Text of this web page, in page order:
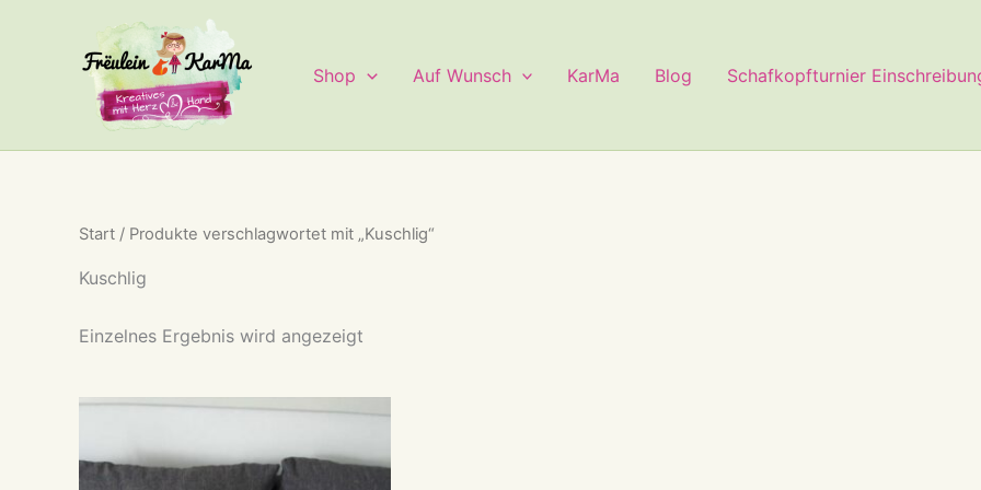
Shop Auf Wunsch KarMa Blog Schafkopfturnier
Start / Produkte verschlagwortet mit „Kuschlig“
Kuschlig
Einzelnes Ergebnis wird angezeigt